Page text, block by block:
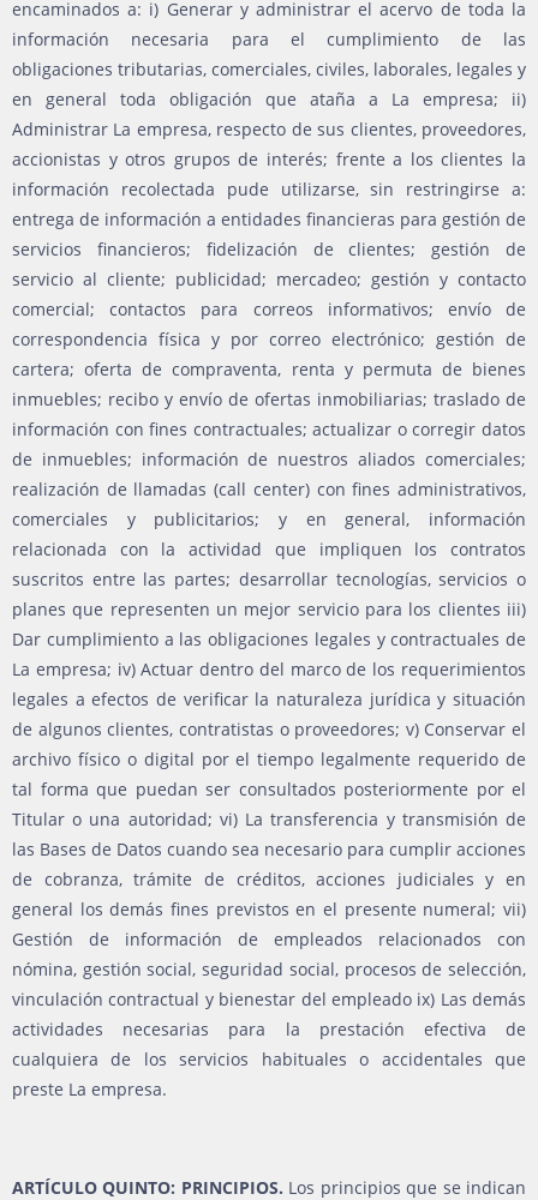
encaminados a: i) Generar y administrar el acervo de toda la
información necesaria para el cumplimiento de las
obligaciones tributarias, comerciales, civiles, laborales, legales y
en general toda obligación que ataña a La empresa; ii)
Administrar La empresa, respecto de sus clientes, proveedores,
accionistas y otros grupos de interés; frente a los clientes la
información recolectada pude utilizarse, sin restringirse a:
entrega de información a entidades financieras para gestión de
servicios financieros; fidelización de clientes; gestión de
servicio al cliente; publicidad; mercadeo; gestión y contacto
comercial; contactos para correos informativos; envío de
correspondencia física y por correo electrónico; gestión de
cartera; oferta de compraventa, renta y permuta de bienes
inmuebles; recibo y envío de ofertas inmobiliarias; traslado de
información con fines contractuales; actualizar o corregir datos
de inmuebles; información de nuestros aliados comerciales;
realización de llamadas (call center) con fines administrativos,
comerciales y publicitarios; y en general, información
relacionada con la actividad que impliquen los contratos
suscritos entre las partes; desarrollar tecnologías, servicios o
planes que representen un mejor servicio para los clientes iii)
Dar cumplimiento a las obligaciones legales y contractuales de
La empresa; iv) Actuar dentro del marco de los requerimientos
legales a efectos de verificar la naturaleza jurídica y situación
de algunos clientes, contratistas o proveedores; v) Conservar el
archivo físico o digital por el tiempo legalmente requerido de
tal forma que puedan ser consultados posteriormente por el
Titular o una autoridad; vi) La transferencia y transmisión de
las Bases de Datos cuando sea necesario para cumplir acciones
de cobranza, trámite de créditos, acciones judiciales y en
general los demás fines previstos en el presente numeral; vii)
Gestión de información de empleados relacionados con
nómina, gestión social, seguridad social, procesos de selección,
vinculación contractual y bienestar del empleado ix) Las demás
actividades necesarias para la prestación efectiva de
cualquiera de los servicios habituales o accidentales que
preste La empresa.
ARTÍCULO QUINTO: PRINCIPIOS. Los principios que se indican